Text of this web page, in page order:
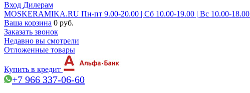
Вход Дилерам
MOSKERAMIKA.RU Пн-пт 9.00-20.00 | Сб 10.00-19.00 | Вс 10.00-18.00
Ваша корзина 0 руб.
Заказать звонок
Недавно вы смотрели
Отложенные товары
Купить в кредит
+7 966 337-06-60